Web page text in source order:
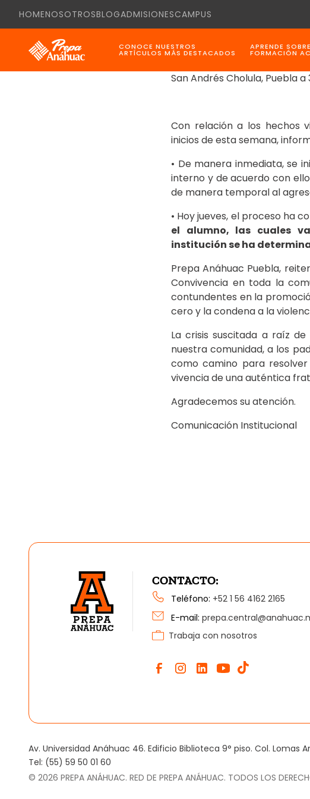
HOMENOSOTROSBLOGADMISIONESCAMPUS
CONOCE NUESTROS
ARTÍCULOS MÁS DESTACADOS
APRENDE SOBRE
FORMACIÓN
San Andrés Cholula, Puebla
Con relación a los hechos
inicios de esta semana,
• De manera inmediata, se
interno y de acuerdo con
de manera temporal al
• Hoy jueves, el proceso ha
el alumno, las cuales
institución se ha
Prepa Anáhuac Puebla,
Convivencia en toda la
contundentes en la
cero y la condena a la
La crisis suscitada a raíz
nuestra comunidad, a los
como camino para
vivencia de una auténtica
Agradecemos su atención.
Comunicación Institucional
CONTACTO:
Teléfono: +52 1 56 4162 2165
E-mail:
Trabaja con nosotros
Av. Universidad Anáhuac 46. Edificio Biblioteca 9° piso. Col. Lomas
Tel: (55) 59 50 01 60
© 2026 PREPA ANÁHUAC. RED DE PREPA ANÁHUAC. TODOS LOS